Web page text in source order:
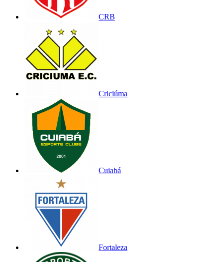
CRB
Criciúma
Cuiabá
Fortaleza